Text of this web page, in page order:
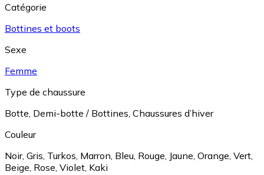
Catégorie
Bottines et boots
Sexe
Femme
Type de chaussure
Botte Demi-botte / Bottines Chaussures d’hiver
Couleur
Noir, Gris Turkos Marron Bleu Rouge Jaune Orange Vert
Beige Rose Violet Kaki